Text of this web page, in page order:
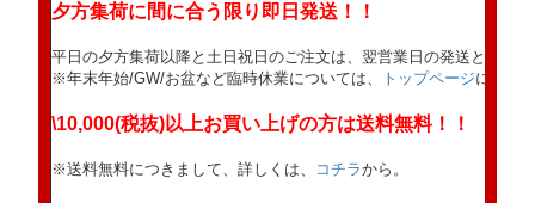
夕方集荷に間に合う限り即日発送！！
平日の夕方集荷以降と土日祝日のご注文は、翌営業日の発送となり
※年末年始/GW/お盆など臨時休業については、
トップページにてお
\10,000(税抜)以上お買い上げの方は送料無料！！
※送料無料につきまして、詳しくは、 コチラから。